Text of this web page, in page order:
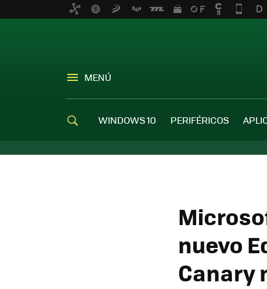
MENÚ
WINDOWS 10 PERIFÉRICOS
nuevo
Canary